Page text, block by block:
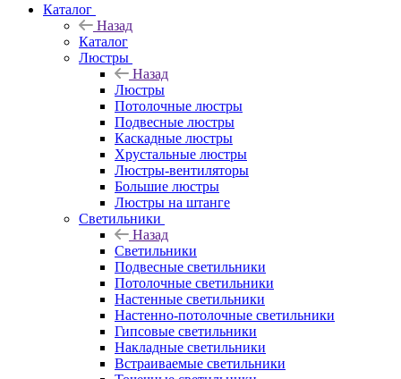
Каталог
Назад
Каталог
Люстры
Назад
Люстры
Потолочные люстры
Подвесные люстры
Каскадные люстры
Хрустальные люстры
Люстры-вентиляторы
Большие люстры
Люстры на штанге
Светильники
Назад
Светильники
Подвесные светильники
Потолочные светильники
Настенные светильники
Настенно-потолочные светильники
Гипсовые светильники
Накладные светильники
Встраиваемые светильники